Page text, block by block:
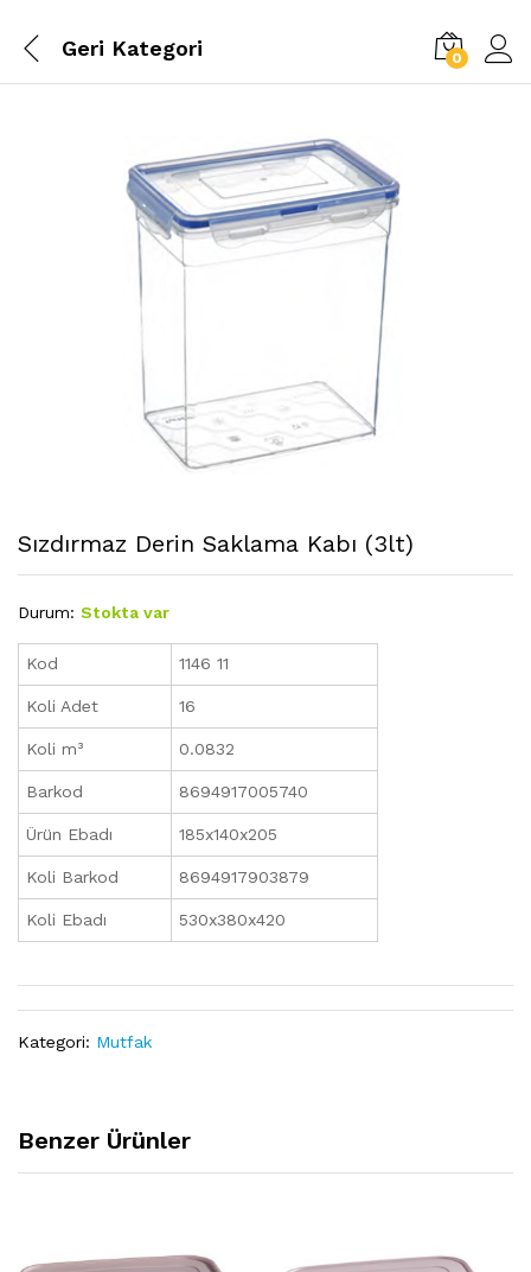
Geri Kategori 0
Sızdırmaz Derin Saklama Kabı (3lt)
Durum: Stokta var
Kod 1146 11
Koli Adet 16
Koli m³ 0.0832
Barkod 8694917005740
Ürün Ebadı 185x140x205
Koli Barkod 8694917903879
Koli Ebadı 530x380x420
Kategori: Mutfak
Benzer Ürünler